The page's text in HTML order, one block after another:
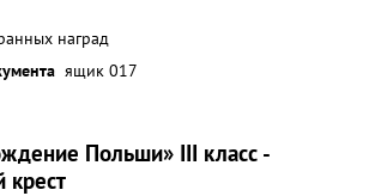
наград
ящик 017
Польши» III класс -
крест